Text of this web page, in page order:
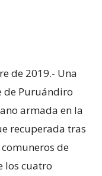
de 2019.- Una
de Puruándiro
armada en la
recuperada tras
de
los cuatro